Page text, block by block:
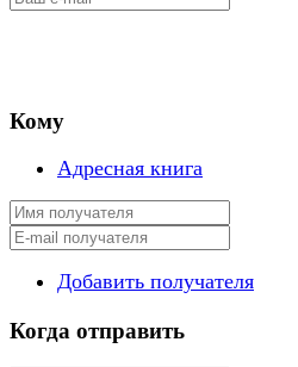
Кому
Адресная книга
Добавить получателя
Когда отправить